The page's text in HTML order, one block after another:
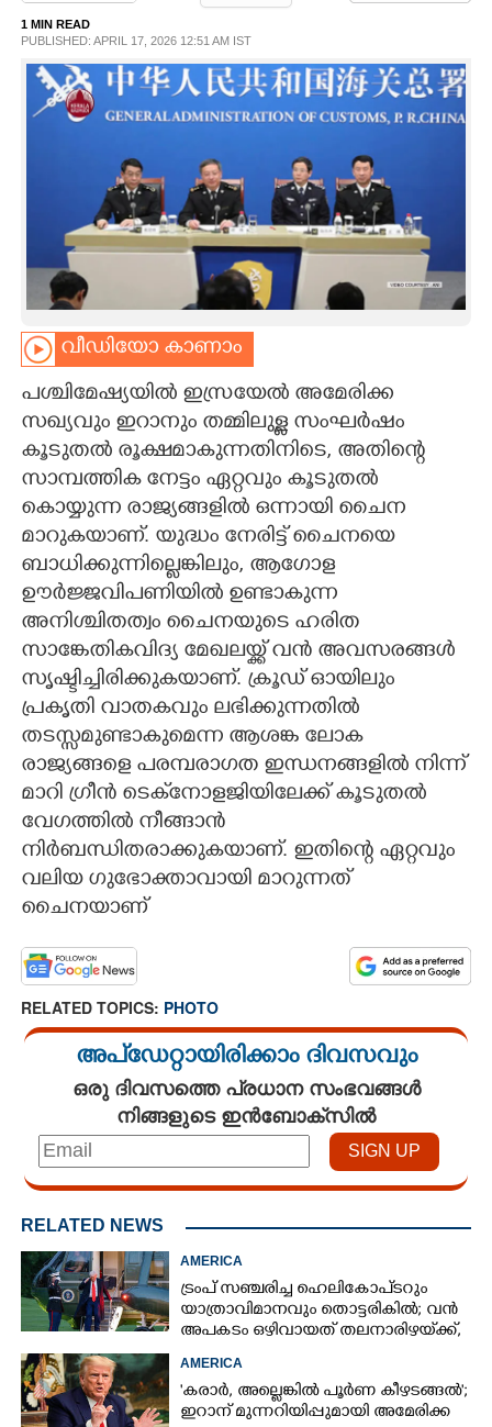
LIFESTYLE
ART
ASTRO
CARTOONS
LITERATURE
ZOOM
CONTACT US
1 MIN READ
PUBLISHED: APRIL 17, 2026 12:51 AM IST
വീഡിയോ കാണാം
പശ്ചിമേഷ്യയിൽ ഇസ്രയേൽ അമേരിക്ക
സഖ്യവും ഇറാനും തമ്മിലുള്ള സംഘർഷം
കൂടുതൽ രൂക്ഷമാകുന്നതിനിടെ, അതിന്റെ
സാമ്പത്തിക നേട്ടം ഏറ്റവും കൂടുതൽ
കൊയ്യുന്ന രാജ്യങ്ങളിൽ ഒന്നായി ചൈന
മാറുകയാണ്. യുദ്ധം നേരിട്ട് ചൈനയെ
ബാധിക്കുന്നില്ലെങ്കിലും, ആഗോള
ഊർജ്ജവിപണിയിൽ ഉണ്ടാകുന്ന
അനിശ്ചിതത്വം ചൈനയുടെ ഹരിത
സാങ്കേതികവിദ്യ മേഖലയ്ക്ക് വൻ അവസരങ്ങൾ
സൃഷ്ടിച്ചിരിക്കുകയാണ്. ക്രൂഡ് ഓയിലും
പ്രകൃതി വാതകവും ലഭിക്കുന്നതിൽ
തടസ്സമുണ്ടാകുമെന്ന ആശങ്ക ലോക
രാജ്യങ്ങളെ പരമ്പരാഗത ഇന്ധനങ്ങളിൽ നിന്ന്
മാറി ഗ്രീന്‍ ടെക്‌നോളജിയിലേക്ക് കൂടുതൽ
വേഗത്തിൽ നീങ്ങാൻ
നിർബന്ധിതരാക്കുകയാണ്. ഇതിന്റെ ഏറ്റവും
വലിയ ഗുഭോക്താവായി മാറുന്നത്
ചൈനയാണ്
RELATED TOPICS: PHOTO
അപ്ഡേറ്റായിരിക്കാം ദിവസവും
ഒരു ദിവസത്തെ പ്രധാന സംഭവങ്ങൾ
നിങ്ങളുടെ ഇൻബോക്സിൽ
RELATED NEWS
AMERICA
ട്രംപ് സഞ്ചരിച്ച ഹെലികോപ്‌ടറും
യാത്രാവിമാനവും തൊട്ടരികിൽ; വൻ
അപകടം ഒഴിവായത് തലനാരിഴയ്‌ക്ക്,
AMERICA
'കരാർ, അല്ലെങ്കിൽ പൂർണ കീഴടങ്ങൽ';
ഇറാന് മുന്നറിയിപ്പുമായി അമേരിക്ക